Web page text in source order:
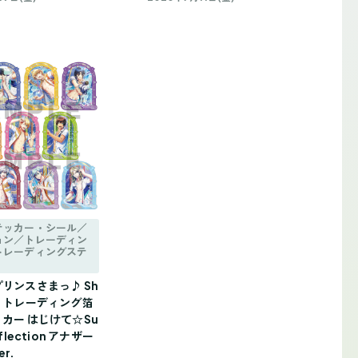
カー・シール／
／トレーディン
ーディングステ
ンスさまっ♪ Sh
レーディング箔
カー はじけて☆Su
アナザー